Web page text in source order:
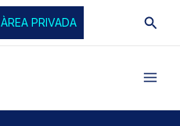
ÀREA PRIVADA